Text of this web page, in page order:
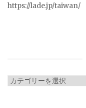
https://lade.jp/taiwan/
カ